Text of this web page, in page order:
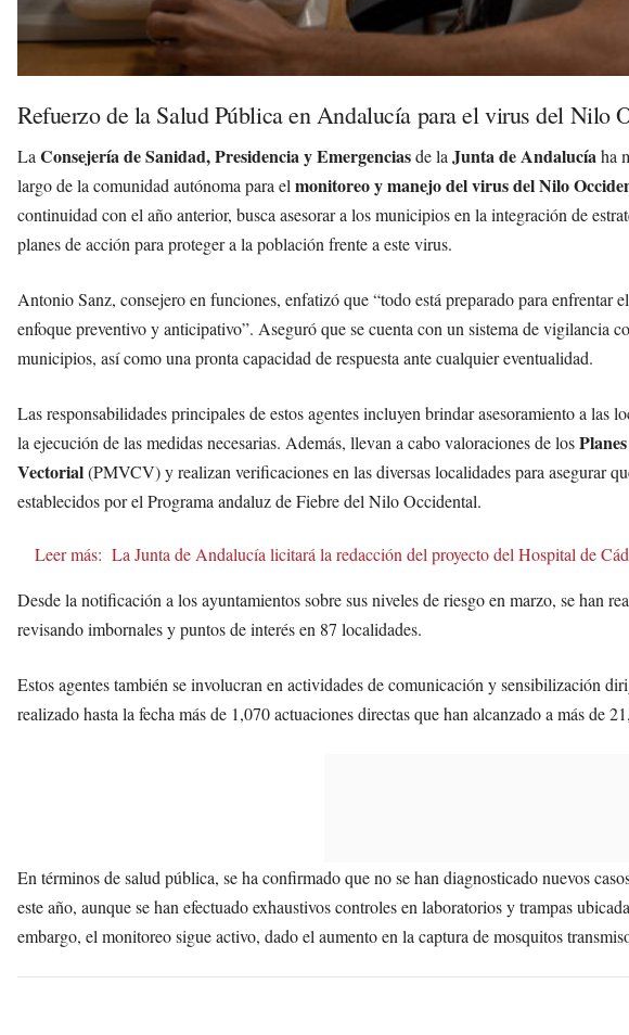
Refuerzo de la Salud Pública en Andalucía para el virus del Nilo
LaConsejería de Sanidad, Presidencia y Emergenciasde laJunta de Andalucíaha
largo de la comunidad autónoma para elmonitoreo y manejo del virus del Nilo
continuidad con el año anterior, busca asesorar a los municipios en la integración de
planes de acción para proteger a la población frente a este virus.
Antonio Sanz, consejero en funciones, enfatizó que “todo está preparado para enfrentar
enfoque preventivo y anticipativo”. Aseguró que se cuenta con un sistema de vigilancia
municipios, así como una pronta capacidad de respuesta ante cualquier eventualidad.
Las responsabilidades principales de estos agentes incluyen brindar asesoramiento a las
la ejecución de las medidas necesarias. Además, llevan a cabo valoraciones de los
Vectorial(PMVCV) y realizan verificaciones en las diversas localidades para asegurar
establecidos por el Programa andaluz de Fiebre del Nilo Occidental.
Leer más: La Junta de Andalucía licitará la redacción del proyecto del Hospital de
Desde la notificación a los ayuntamientos sobre sus niveles de riesgo en marzo, se han
revisando imbornales y puntos de interés en 87 localidades.
Estos agentes también se involucran en actividades de comunicación y sensibilización
realizado hasta la fecha más de 1,070 actuaciones directas que han alcanzado a más de
En términos de salud pública, se ha confirmado que no se han diagnosticado nuevos
este año, aunque se han efectuado exhaustivos controles en laboratorios y trampas
embargo, el monitoreo sigue activo, dado el aumento en la captura de mosquitos